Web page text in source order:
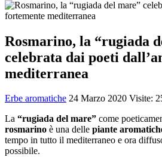
Rosmarino, la “rugiada
celebrata dai poeti
mediterranea
Erbe aromatiche 24 Marzo 2020 Visite:
La “rugiada del mare” come
rosmarino è una delle piante
tempo in tutto il mediterraneo e ora
possibile.